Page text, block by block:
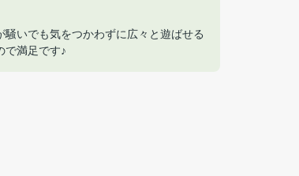
いでも気をつかわずに広々と遊ばせる
で満足です♪